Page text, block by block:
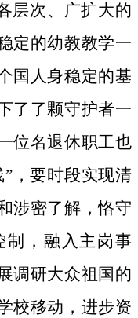
层次、广扩大的
定的幼教教学一
国人身稳定的基
了了颗守护者一
位名退休职工也
，要时段实现清
涉密了解，恪守
制，融入主岗事
调研大众祖国的
校移动，进步资